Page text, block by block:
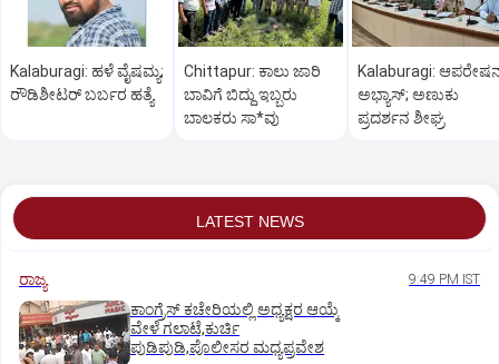
Kalaburagi: ಹಳೆ ವೈಷಮ್ಯ;
ರೌಡಿಶೀಟರ್ ಬರ್ಬರ ಹತ್ಯೆ
Chittapur: ಕಾಲು ಜಾರಿ
ಬಾವಿಗೆ ಬಿದ್ದು ಇಬ್ಬರು
ಬಾಲಕರು ಸಾ*ವು
Kalaburagi:
ಅಭ್ಯಾಸ್; ಅಣುಕು
ಪ್ರದರ್ಶನ ಶೀಘ್ರ
LATEST NEWS
ರಾಜ್ಯ 9:49 PM IST
ಕಾಂಗ್ರೆಸ್ ಕಚೇರಿಯಲ್ಲಿ ಅಧ್ಯಕ್ಷರ ಆಯ್ಕೆ
ವೇಳೆ ಗಲಾಟೆ,ಕುರ್ಚಿ
ಪುಡಿಪುಡಿ,ಪೊಲೀಸರ ಮಧ್ಯಪ್ರವೇಶ